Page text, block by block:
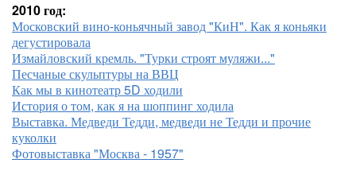
2010 год:
Московский вино-коньячный завод "КиН". Как я коньяки
дегустировала
Измайловский кремль. "Турки строят муляжи..."
Песчаные скульптуры на ВВЦ
Как мы в кинотеатр 5D ходили
История о том, как я на шоппинг ходила
Выставка. Медведи Тедди, медведи не Тедди и прочие
куколки
Фотовыставка "Москва - 1957"